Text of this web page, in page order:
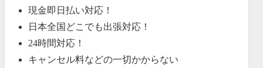
現金即日払い対応！
日本全国どこでも出張対応！
24時間対応！
キャンセル料などの一切かからない